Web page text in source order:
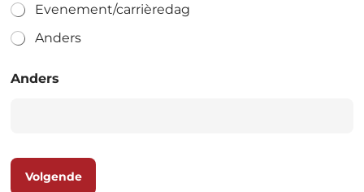
Evenement/carrièredag
Anders
Anders
Volgende